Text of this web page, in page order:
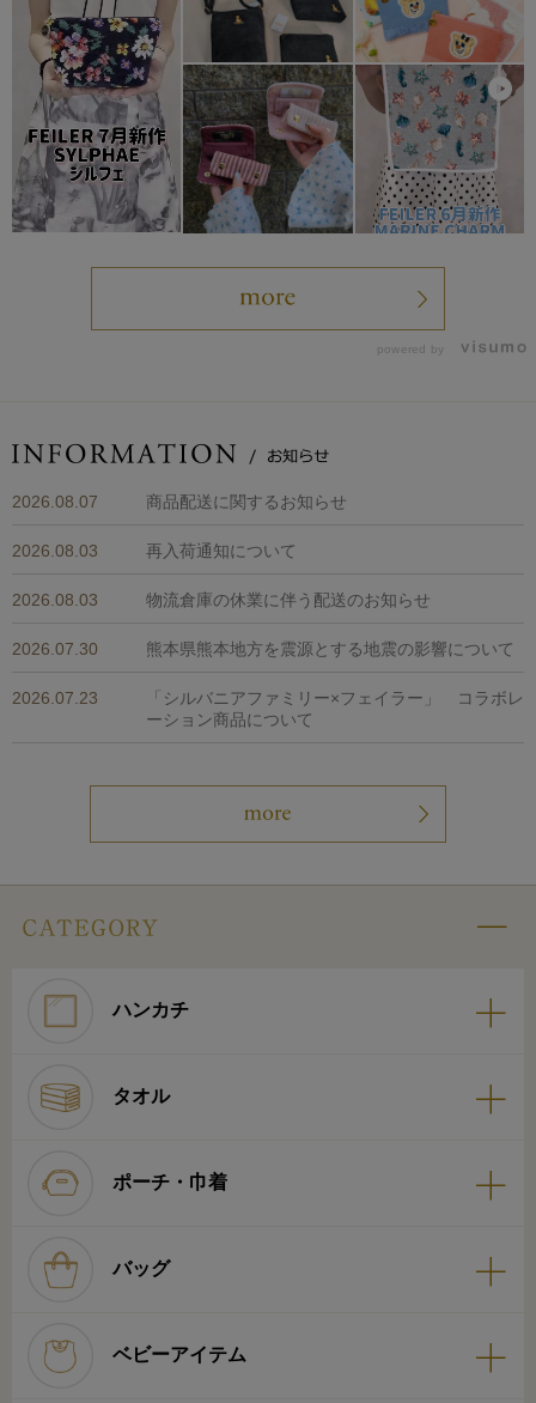
powered by
2026.08.07 商品配送に関するお知らせ
2026.08.03 再入荷通知について
2026.08.03 物流倉庫の休業に伴う配送のお知らせ
2026.07.30 熊本県熊本地方を震源とする地震の影響について
2026.07.23
「シルバニアファミリー×フェイラー」 コラボレ
ーション商品について
ハンカチ
タオル
ポーチ・巾着
バッグ
ベビーアイテム